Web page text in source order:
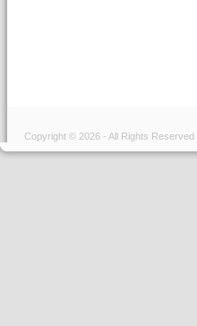
Copyright © 2026 - All Rights